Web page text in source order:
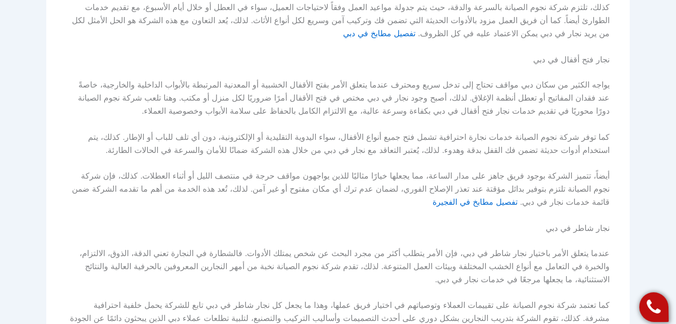
كذلك، تلتزم شركة نجوم الصيانة بالسرعة والدقة، حيث يتم جدولة مواعيد العمل وفقاً لاحتياجات العميل، سواء في العطل أو خلال أيام الأسبوع، مع تقديم خدمات
الطوارئ أيضاً. كما أن فريق العمل مزود بالأدوات الحديثة التي تضمن فك وتركيب آمن وسريع لكل أنواع الأثاث. لذلك، يُعد التعاون مع هذه الشركة هو الحل الأمثل لكل
من يريد نجار في دبي يمكن الاعتماد عليه في كل الظروف. تفصيل مطابخ في دبي
نجار فتح أقفال في دبي
يواجه الكثير من سكان دبي مواقف تحتاج إلى تدخل سريع ومحترف عندما يتعلق الأمر بفتح الأقفال الخشبية أو المعدنية المرتبطة بالأبواب الداخلية والخارجية، خاصةً
عند فقدان المفاتيح أو تعطل أنظمة الإغلاق. لذلك، أصبح وجود نجار في دبي مختص في فتح الأقفال أمرًا ضروريًا لكل منزل أو مكتب. وهنا تلعب شركة نجوم الصيانة
دورًا محوريًا في تقديم خدمات نجار فتح أقفال في دبي بكفاءة وسرعة عالية، مع الالتزام الكامل بالحفاظ على سلامة الأبواب وخصوصية العملاء.
كما توفر شركة نجوم الصيانة خدمات نجارة احترافية تشمل فتح جميع أنواع الأقفال، سواء اليدوية التقليدية أو الإلكترونية، دون أي تلف للباب أو الإطار. كذلك، يتم
استخدام أدوات حديثة تضمن فك القفل بدقة وهدوء. لذلك، يُعتبر التعاقد مع نجار في دبي من خلال هذه الشركة ضمانًا للأمان والسرعة في الحالات الطارئة.
أيضاً، تتميز الشركة بوجود فريق جاهز على مدار الساعة، مما يجعلها خيارًا مثاليًا للذين يواجهون مواقف حرجة في منتصف الليل أو أثناء العطلات. كذلك، فإن شركة
نجوم الصيانة تلتزم بتوفير بدائل مؤقتة عند تعذر الإصلاح الفوري، لضمان عدم ترك أي مكان مفتوح أو غير آمن. لذلك، تُعد هذه الخدمة من أهم ما تقدمه الشركة ضمن
قائمة خدمات نجار في دبي. تفصيل مطابخ في الفجيرة
نجار شاطر في دبي
عندما يتعلق الأمر باختيار نجار شاطر في دبي، فإن الأمر يتطلب أكثر من مجرد البحث عن شخص يمتلك الأدوات. فالشطارة في النجارة تعني الدقة، الذوق، الالتزام،
والخبرة في التعامل مع أنواع الخشب المختلفة وبيئات العمل المتنوعة. لذلك، تقدم شركة نجوم الصيانة نخبة من أمهر النجارين المعروفين بالحرفية العالية والنتائج
الاستثنائية، ما يجعلها مرجعًا في خدمات نجار في دبي.
كما تعتمد شركة نجوم الصيانة على تقييمات العملاء وتوصياتهم في اختيار فريق عملها، وهذا ما يجعل كل نجار شاطر في دبي تابع للشركة يحمل خلفية احترافية
مشرفة. كذلك، تقوم الشركة بتدريب النجارين بشكل دوري على أحدث التصميمات وأساليب التركيب والتصنيع، لتلبية تطلعات عملاء دبي الذين يبحثون دائمًا عن الجودة